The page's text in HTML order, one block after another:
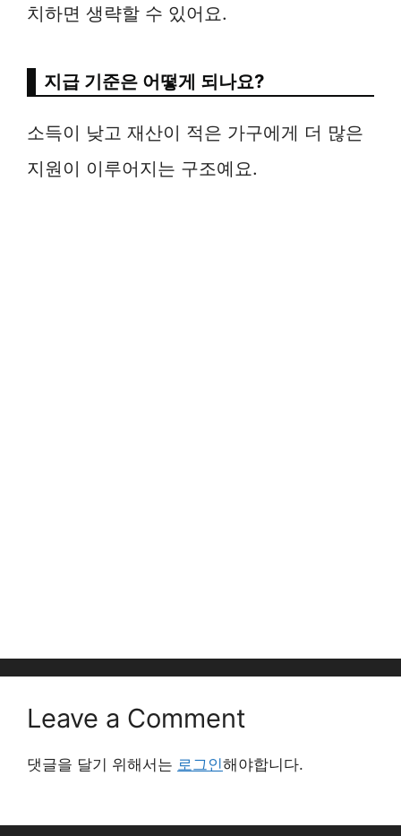
치하면 생략할 수 있어요.
지급 기준은 어떻게 되나요?
소득이 낮고 재산이 적은 가구에게 더 많은
지원이 이루어지는 구조예요.
Leave a Comment
댓글을 달기 위해서는 로그인해야합니다.